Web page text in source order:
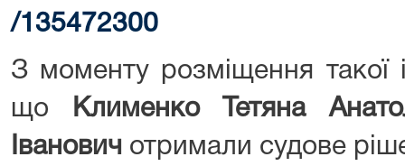
/135472300
З моменту розміщення такої
що
Клименко Тетяна
Іванович отримали судове